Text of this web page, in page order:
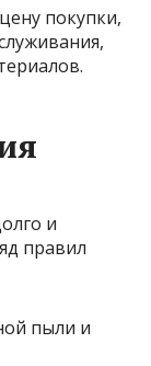
покупки,
и
правил
пыли и